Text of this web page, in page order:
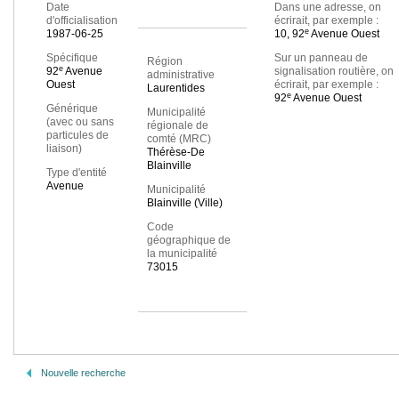
Date
d'officialisation
1987-06-25
Spécifique
92e Avenue
Ouest
Générique
(avec ou sans
particules de
liaison)
Type d'entité
Avenue
Région
administrative
Laurentides
Municipalité
régionale de
comté (MRC)
Thérèse-De
Blainville
Municipalité
Blainville (Ville)
Code
géographique de
la municipalité
73015
Dans une adresse, on
écrirait, par exemple :
10, 92eAvenue Ouest
Sur un panneau de
signalisation routière, on
écrirait, par exemple :
92eAvenue Ouest
Nouvelle recherche